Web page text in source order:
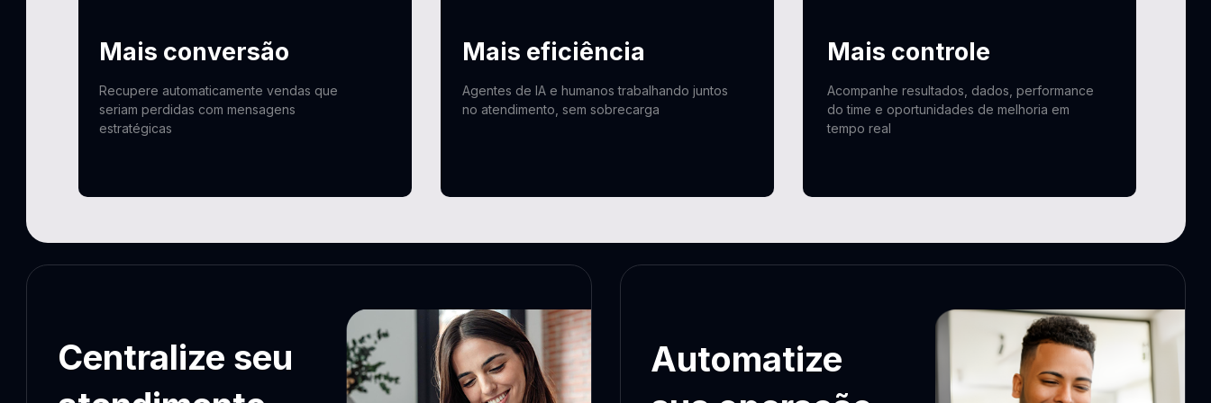
Mais eficiência
Agentes de IA e humanos trabalhando juntos
no atendimento, sem sobrecarga
Centralize seu
Automatize
Acompanhe resultados, dados, performance
do time e oportunidades de melhoria em
tempo real
Mais controle
Mais conversão
Recupere automaticamente vendas que
seriam perdidas com mensagens
estratégicas